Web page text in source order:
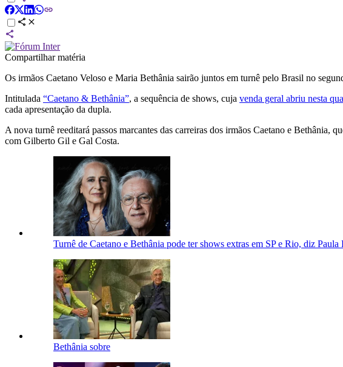
Compartilhar matéria
Os irmãos Caetano Veloso e Maria Bethânia sairão juntos em turnê pelo Brasil no
Intitulada “Caetano & Bethânia”, a sequência de shows, cuja venda geral abriu nesta
cada apresentação da dupla.
A nova turnê reeditará passos marcantes das carreiras dos irmãos Caetano e
com Gilberto Gil e Gal Costa.
Turnê de Caetano e Bethânia pode ter shows extras em SP e Rio, diz Paula
Bethânia sobre